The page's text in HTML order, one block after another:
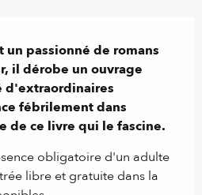
un passionné de romans
il dérobe un ouvrage
d'extraordinaires
fébrilement dans
de ce livre qui le fascine.
obligatoire d'un adulte
libre et gratuite dans la